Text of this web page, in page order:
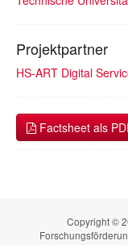
Projektpartner
HS-ART Digital
Factsheet als
Copyright ©